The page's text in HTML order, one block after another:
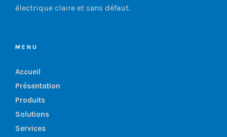
électrique claire et sans défaut.
MENU
Accueil
Présentation
Produits
Solutions
Services